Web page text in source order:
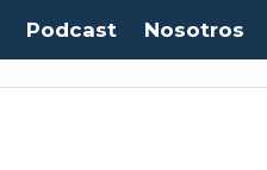
Podcast Nosotros